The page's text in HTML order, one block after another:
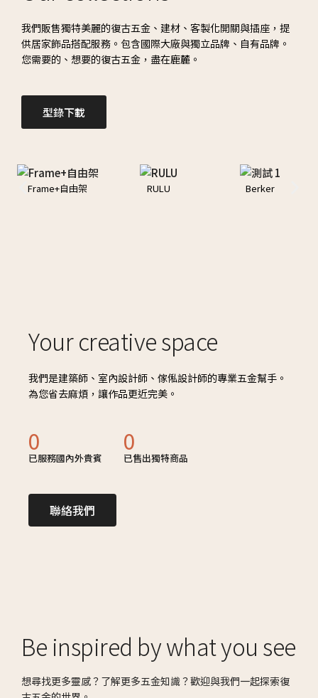
我們販售獨特美麗的復古五金、建材、客製化開關與插座，提
供居家飾品搭配服務。包含國際大廠與獨立品牌、自有品牌。
您需要的、想要的復古五金，盡在鹿麓。
型錄下載
Frame+自由架 RULU Berker
Your creative space
我們是建築師、室內設計師、傢俬設計師的專業五金幫手。
為您省去麻煩，讓作品更近完美。
已服務國內外貴賓
0
已售出獨特商品
0
聯絡我們
Be inspired by what you see
想尋找更多靈感？了解更多五金知識？歡迎與我們一起探索復